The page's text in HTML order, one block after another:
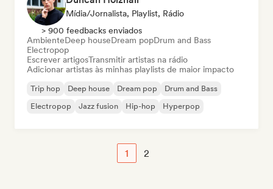
Mídia/Jornalista, Playlist, Rádio
> 900 feedbacks enviados
AmbienteDeep houseDream popDrum and Bass
Electropop
Escrever artigosTransmitir artistas na rádio
Adicionar artistas às minhas playlists de maior impacto
Trip hop Deep house Dream pop
Drum and Bass
Electropop
Jazz fusion Hip-hop Hyperpop
1 2